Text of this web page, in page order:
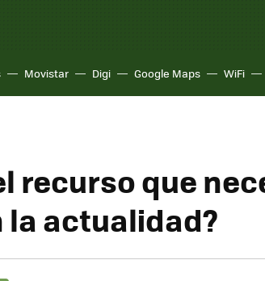
Movistar Digi Google Maps WiFi
recurso que
actualidad?